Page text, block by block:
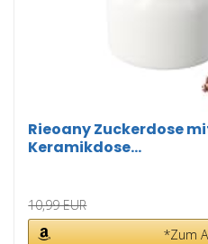
Rieoany Zuckerdose
Keramikdose...
10,99 EUR
*Zum